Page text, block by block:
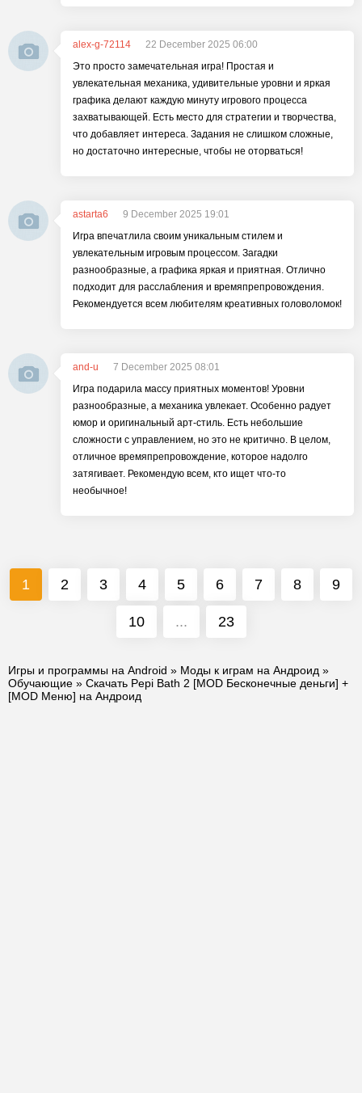
alex-g-72114
22 December 2025 06:00
Это просто замечательная игра! Простая и
увлекательная механика, удивительные уровни и яркая
графика делают каждую минуту игрового процесса
захватывающей. Есть место для стратегии и творчества,
что добавляет интереса. Задания не слишком сложные,
но достаточно интересные, чтобы не оторваться!
astarta6
9 December 2025 19:01
Игра впечатлила своим уникальным стилем и
увлекательным игровым процессом. Загадки
разнообразные, а графика яркая и приятная. Отлично
подходит для расслабления и времяпрепровождения.
Рекомендуется всем любителям креативных головоломок!
and-u
7 December 2025 08:01
Игра подарила массу приятных моментов! Уровни
разнообразные, а механика увлекает. Особенно радует
юмор и оригинальный арт-стиль. Есть небольшие
сложности с управлением, но это не критично. В целом,
отличное времяпрепровождение, которое надолго
затягивает. Рекомендую всем, кто ищет что-то
необычное!
1 2 3 4 5 6 7 8 9
10 ... 23
Игры и программы на Android » Моды к играм на Андроид »
Обучающие » Скачать Pepi Bath 2 [MOD Бесконечные деньги] +
[MOD Меню] на Андроид